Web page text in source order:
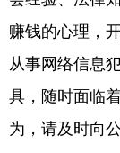
赚钱的心理，
从事网络信息
具，随时面临
为，请及时向